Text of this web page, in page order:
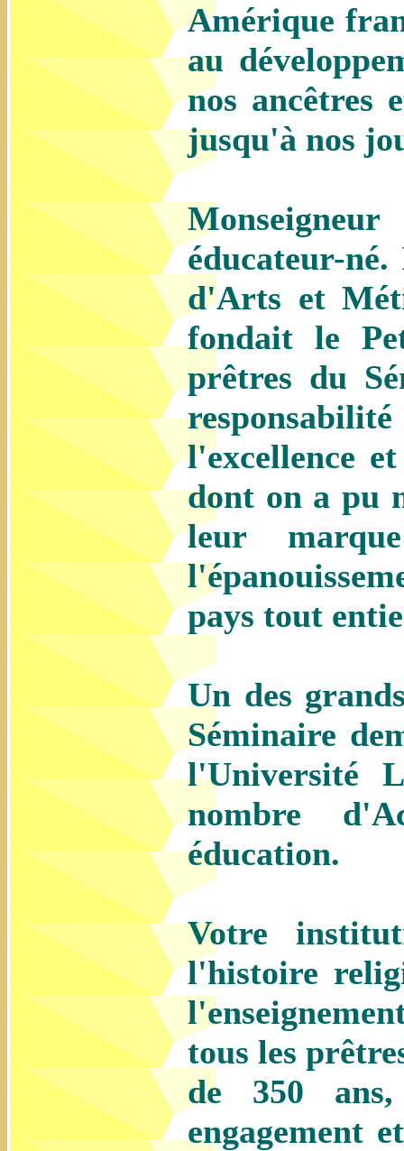
Amérique
au
nos ancêtres
jusqu'à nos
éducateur-
d'Arts et
fondait le
prêtres du
l'excellence
dont on a pu
leur
pays tout
Un des
Séminaire
l'Université
nombre
éducation.
Votre
l'histoire
tous les
de 350
engagement